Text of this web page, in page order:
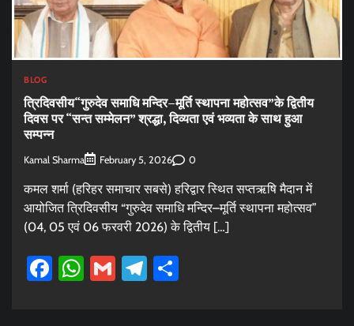
BLOG
त्रिदिवसीय“गुरुदेव समाधि मन्दिर–मूर्ति स्थापना महोत्सव”के द्वितीय
दिवस पर “सन्त सम्मेलन” श्रद्धा, दिव्यता एवं भव्यता के साथ हुआ
सम्पन्न
Kamal Sharma February 5, 2026 0
कमल शर्मा (हरिहर समाचार सबसे) हरिद्वार स्थित सप्तऋषि मैदान में
आयोजित त्रिदिवसीय “गुरुदेव समाधि मन्दिर–मूर्ति स्थापना महोत्सव”
(04, 05 एवं 06 फरवरी 2026) के द्वितीय […]
Facebook
WhatsApp
GmailTelegram